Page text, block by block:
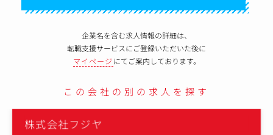
企業名を含む求人情報の詳細は、
転職支援サービスにご登録いただいた後に
マイページ にてご案内しております。
この会社の別の求人を探す
株式会社フジヤ